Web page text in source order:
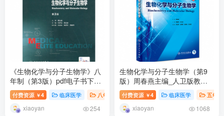
《生物化学与分子生物学》八
年制（第3版）pdf电子书下载
扫描版医学电子书下载
付费资源 ￥4 临床医学 八年制教材
xiaoyan 254
生物化学与分子生物学（第9
版）周春燕主编_人卫版教
材.PDF电子书下载
付费资源 ￥4 临床医学 五年
xiaoyan 1068